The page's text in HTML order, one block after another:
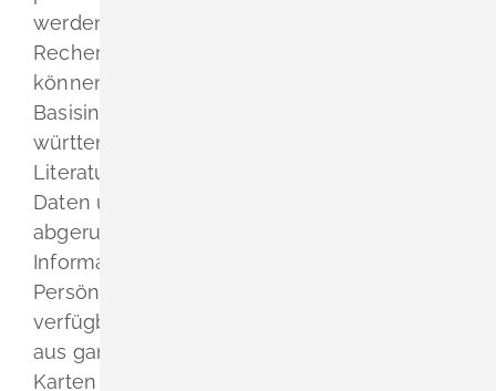
werden. LEO–BW bietet umfassende
Recherchemöglichkeiten. Mit einem Zugriff
können zu einem recherchierten Ort
Basisinformationen aus dem baden-
württembergischen Ortslexikon, aus
Literatur, Archivbeständen, statistischen
Daten und Landkarten sowie Bildmaterial
abgerufen werden. Auch biografische
Informationen zu zahlreichen
Persönlichkeiten Baden–Württembergs sind
verfügbar. Des Weiteren gibt es Dokumente
aus ganz verschiedenen Bereichen. Fotos,
Karten und Videos finden sich ebenso wie